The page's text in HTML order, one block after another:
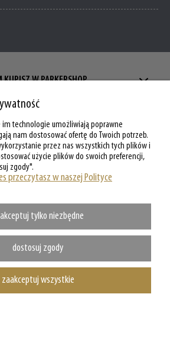
KUPISZ W PARKERSHOP
W PARKERSHOP
KONTO W PARKERSHOP
O PARKERSHOP
im technologie umożliwiają poprawne
nam dostosować ofertę do Twoich potrzeb.
przez nas wszystkich tych plików i
użycie plików do swoich preferencji,
zgody".
przeczytasz w naszej Polityce
tylko niezbędne
dostosuj zgody
zaakceptuj wszystkie